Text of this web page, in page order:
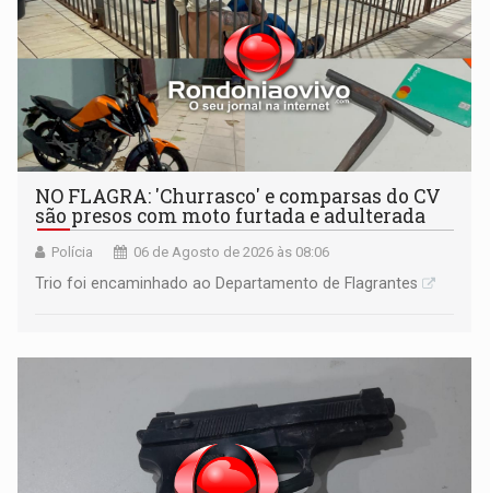
NO FLAGRA: 'Churrasco' e comparsas do CV
são presos com moto furtada e adulterada
Polícia 06 de Agosto de 2026 às 08:06
Trio foi encaminhado ao Departamento de Flagrantes